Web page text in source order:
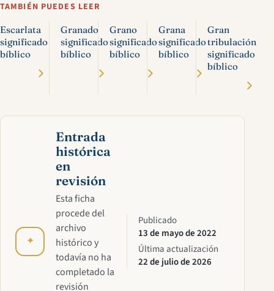
TAMBIÉN PUEDES LEER
Escarlata
significado
bíblico
Granado
significado
bíblico
Grano
significado
bíblico
Grana
significado
bíblico
Gran
tribulación
significado
bíblico
✦
Entrada
histórica
en
revisión
Esta ficha
procede del
archivo
histórico y
todavía no ha
completado la
revisión
Publicado
13 de mayo de 2022
Última actualización
22 de julio de 2026